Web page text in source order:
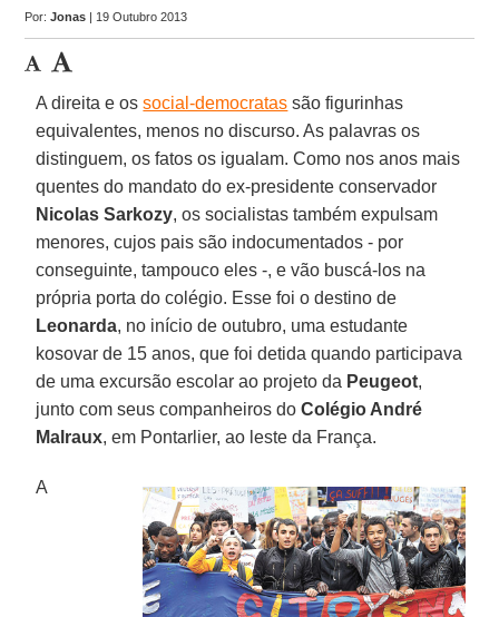
Por:Jonas | 19 Outubro 2013
A direita e ossocial-democratas são figurinhas
equivalentes, menos no discurso. As palavras os
distinguem, os fatos os igualam. Como nos anos mais
quentes do mandato do ex-presidente conservador
Nicolas Sarkozy, os socialistas também expulsam
menores, cujos pais são indocumentados - por
conseguinte, tampouco eles -, e vão buscá-los na
própria porta do colégio. Esse foi o destino de
Leonarda, no início de outubro, uma estudante
kosovar de 15 anos, que foi detida quando participava
de uma excursão escolar ao projeto da Peugeot,
junto com seus companheiros doColégio André
Malraux, em Pontarlier, ao leste da França.
A